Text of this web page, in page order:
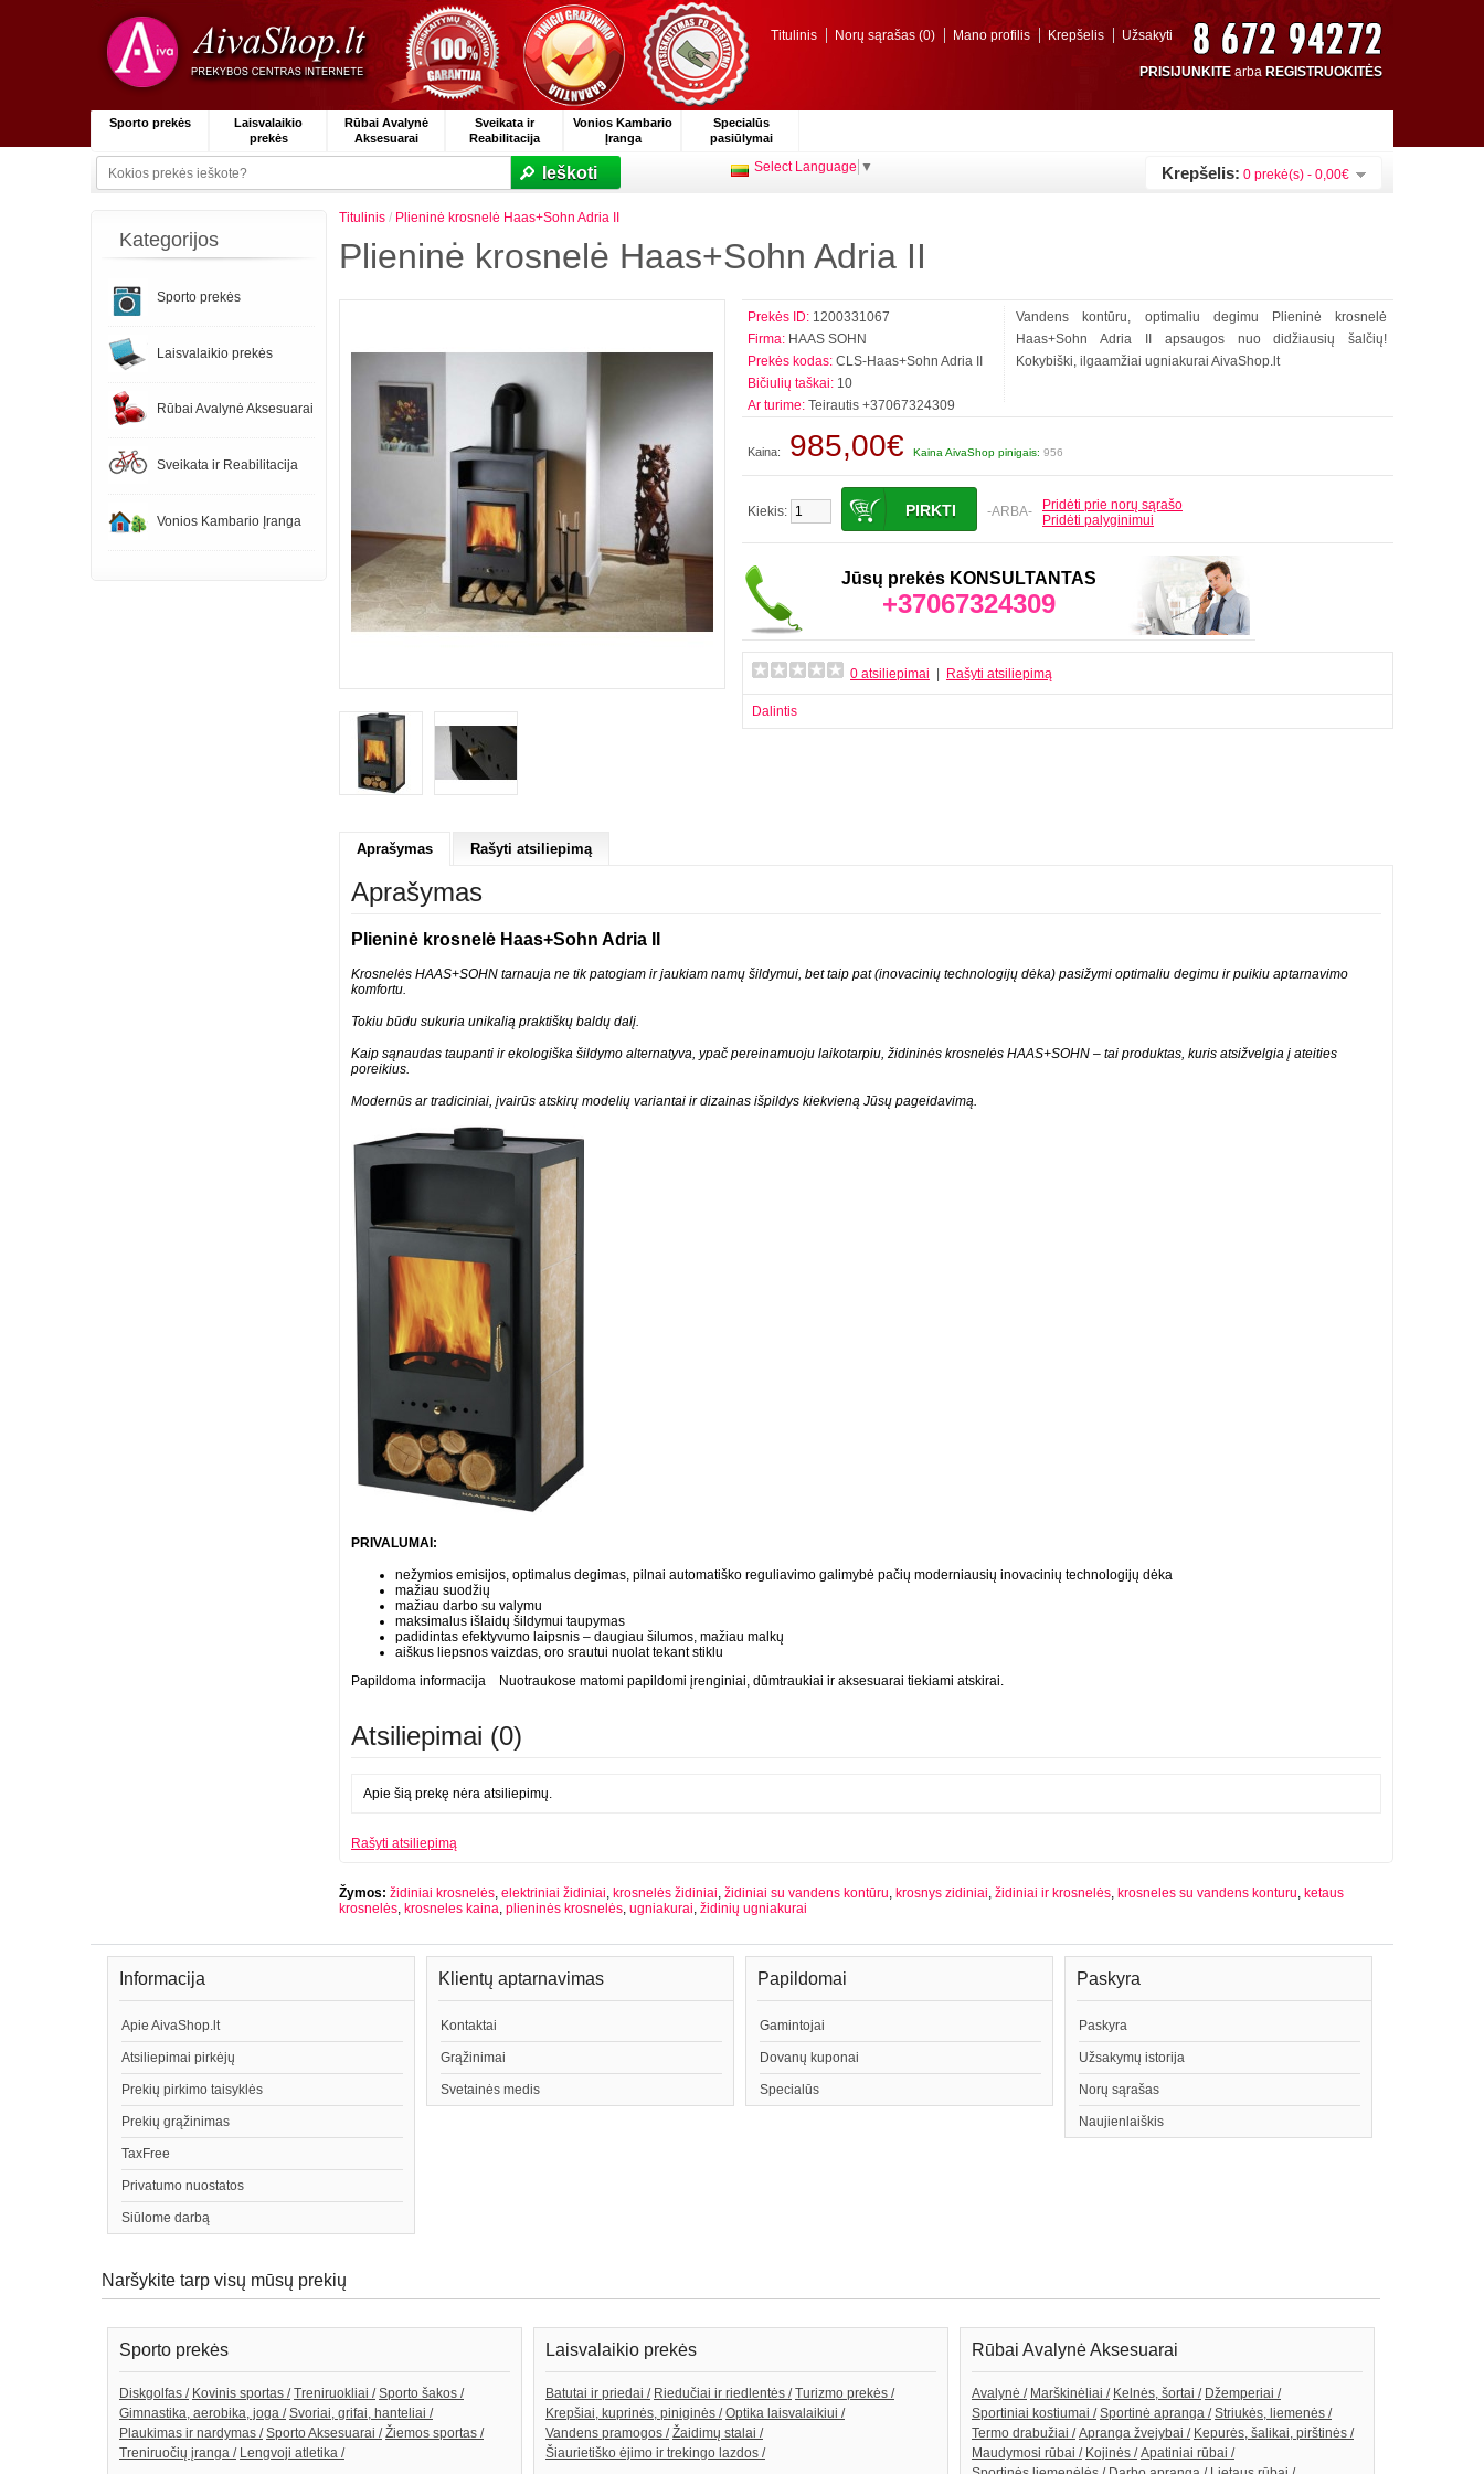
PRISIJUNKITE arba REGISTRUOKITĖS
Titulinis Norų sąrašas (0) Mano profilis Krepšelis Užsakyti
Sporto prekės
Laisvalaikio
prekės
Rūbai Avalynė
Aksesuarai
Sveikata ir
Reabilitacija
Vonios Kambario
Įranga
Specialūs
pasiūlymai
Ieškoti Select Language ▼ Krepšelis: 0 prekė(s) - 0,00€
Kategorijos
Sporto prekės
Laisvalaikio prekės
Rūbai Avalynė Aksesuarai
Sveikata ir Reabilitacija
Vonios Kambario Įranga
Titulinis / Plieninė krosnelė Haas+Sohn Adria II
Plieninė krosnelė Haas+Sohn Adria II
Prekės ID: 1200331067
Firma: HAAS SOHN
Prekės kodas: CLS-Haas+Sohn Adria II
Bičiulių taškai: 10
Ar turime: Teirautis +37067324309
Vandens kontūru, optimaliu degimu Plieninė krosnelė
Haas+Sohn Adria II apsaugos nuo didžiausių šalčių!
Kokybiški, ilgaamžiai ugniakurai AivaShop.lt
Kaina: 985,00€ Kaina AivaShop pinigais: 956
Kiekis: -ARBA-
Pridėti prie norų sąrašo
Pridėti palyginimui
Jūsų prekės KONSULTANTAS
+37067324309
0 atsiliepimai Rašyti atsiliepimą
Dalintis
Aprašymas Rašyti atsiliepimą
Aprašymas
Plieninė krosnelė Haas+Sohn Adria II
Krosnelės HAAS+SOHN tarnauja ne tik patogiam ir jaukiam namų šildymui, bet taip pat (inovacinių technologijų dėka) pasižymi optimaliu degimu ir puikiu aptarnavimo
komfortu.
Tokiu būdu sukuria unikalią praktiškų baldų dalį.
Kaip sąnaudas taupanti ir ekologiška šildymo alternatyva, ypač pereinamuoju laikotarpiu, židininės krosnelės HAAS+SOHN – tai produktas, kuris atsižvelgia į ateities
poreikius.
Modernūs ar tradiciniai, įvairūs atskirų modelių variantai ir dizainas išpildys kiekvieną Jūsų pageidavimą.
PRIVALUMAI:
nežymios emisijos, optimalus degimas, pilnai automatiško reguliavimo galimybė pačių moderniausių inovacinių technologijų dėka
mažiau suodžių
mažiau darbo su valymu
maksimalus išlaidų šildymui taupymas
padidintas efektyvumo laipsnis – daugiau šilumos, mažiau malkų
aiškus liepsnos vaizdas, oro srautui nuolat tekant stiklu
Papildoma informacija Nuotraukose matomi papildomi įrenginiai, dūmtraukiai ir aksesuarai tiekiami atskirai.
Atsiliepimai (0)
Apie šią prekę nėra atsiliepimų.
Rašyti atsiliepimą
Žymos: židiniai krosnelės, elektriniai židiniai, krosnelės židiniai, židiniai su vandens kontūru, krosnys zidiniai, židiniai ir krosnelės, krosneles su vandens konturu, ketaus
krosnelės, krosneles kaina, plieninės krosnelės, ugniakurai, židinių ugniakurai
Informacija
Apie AivaShop.lt
Atsiliepimai pirkėjų
Prekių pirkimo taisyklės
Prekių grąžinimas
TaxFree
Privatumo nuostatos
Siūlome darbą
Klientų aptarnavimas
Kontaktai
Grąžinimai
Svetainės medis
Papildomai
Gamintojai
Dovanų kuponai
Specialūs
Paskyra
Paskyra
Užsakymų istorija
Norų sąrašas
Naujienlaiškis
Naršykite tarp visų mūsų prekių
Sporto prekės
Diskgolfas / Kovinis sportas / Treniruokliai / Sporto šakos /
Gimnastika, aerobika, joga / Svoriai, grifai, hanteliai /
Plaukimas ir nardymas / Sporto Aksesuarai / Žiemos sportas /
Treniruočių įranga / Lengvoji atletika /
Laisvalaikio prekės
Batutai ir priedai / Riedučiai ir riedlentės / Turizmo prekės /
Krepšiai, kuprinės, piniginės / Optika laisvalaikiui /
Vandens pramogos / Žaidimų stalai /
Šiaurietiško ėjimo ir trekingo lazdos /
Rūbai Avalynė Aksesuarai
Avalynė / Marškinėliai / Kelnės, šortai / Džemperiai /
Sportiniai kostiumai / Sportinė apranga / Striukės, liemenės /
Termo drabužiai / Apranga žvejybai / Kepurės, šalikai, pirštinės /
Maudymosi rūbai / Kojinės / Apatiniai rūbai /